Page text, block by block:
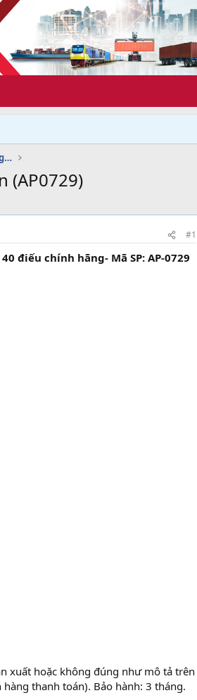
Dịch vụ doanh nghiệp xuất nhập khẩu-Logistics
(AP0729)
#1
điếu chính hãng- Mã SP: AP-0729
xuất hoặc không đúng như mô tả trên
thanh toán). Bảo hành: 3 tháng.